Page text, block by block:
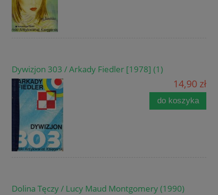
Dywizjon 303 / Arkady Fiedler [1978] (1)
14,90 zł
do koszyka
Dolina Tęczy / Lucy Maud Montgomery (1990)